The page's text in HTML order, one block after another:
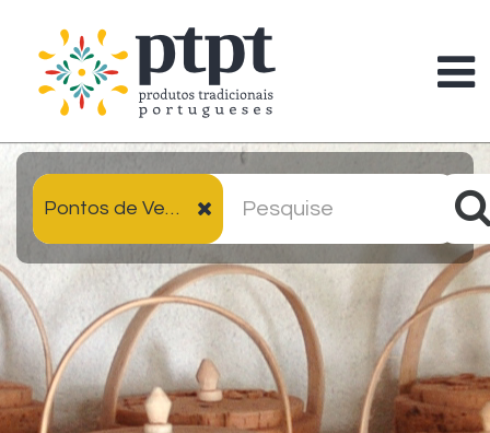
Pontos de Venda